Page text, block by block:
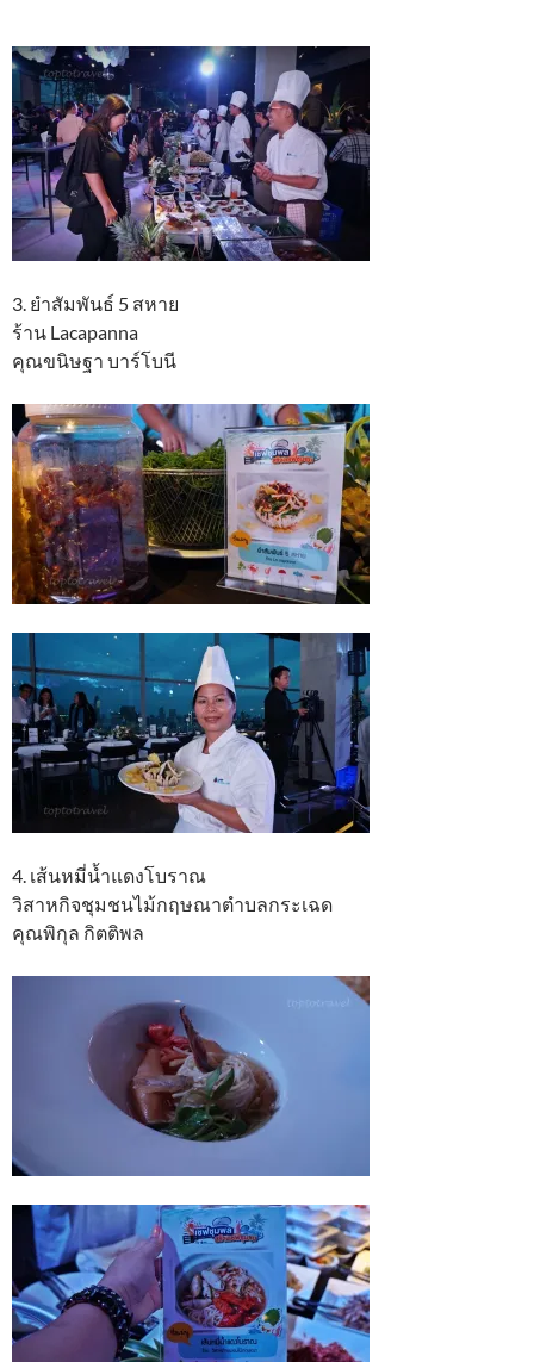
3. ยำสัมพันธ์ 5 สหาย
ร้าน Lacapanna
คุณขนิษฐา บาร์โบนี
4. เส้นหมี่น้ำแดงโบราณ
วิสาหกิจชุมชนไม้กฤษณาตำบลกระเฉด
คุณพิกุล กิตติพล